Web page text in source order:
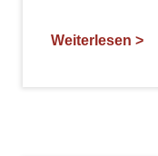
Weiterlesen >